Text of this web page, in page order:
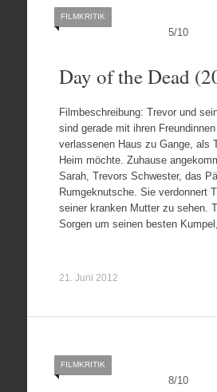
5/10
FILMKRITIK
Day of the Dead
Filmbeschreibung: Trevor und
sind gerade mit ihren
verlassenen Haus zu Gange, als
Heim möchte. Zuhause
Sarah, Trevors Schwester, das
Rumgeknutsche. Sie verdonnert
seiner kranken Mutter zu sehen.
Sorgen um seinen besten
21. Juni 2012
8/10
FILMKRITIK